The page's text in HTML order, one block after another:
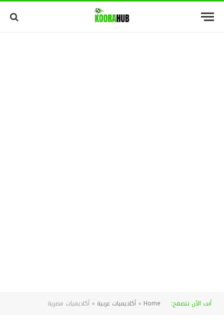
أنت الآن تتصفح: Home
» أكاديميات عربية » أكاديميات مصرية